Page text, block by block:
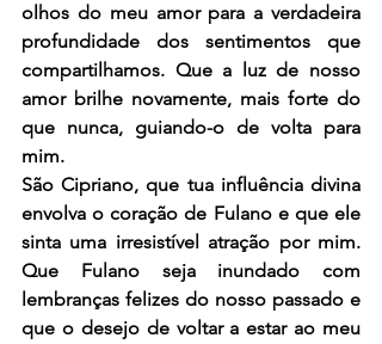
olhos do meu amor para a verdadeira
profundidade dos sentimentos que
compartilhamos. Que a luz de nosso
amor brilhe novamente, mais forte do
que nunca, guiando-o de volta para
mim.
São Cipriano, que tua influência divina
envolva o coração de Fulano e que ele
sinta uma irresistível atração por mim.
Que Fulano seja inundado com
lembranças felizes do nosso passado e
que o desejo de voltar a estar ao meu